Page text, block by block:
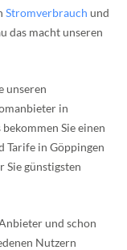
Stromverbrauch und
das macht unseren
unseren
in
Sie einen
Tarife in Göppingen
Sie günstigsten
und schon
Nutzern